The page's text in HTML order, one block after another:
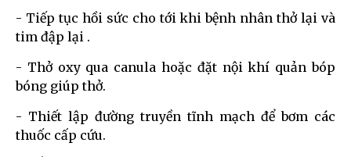
- Tiếp tục hồi sức cho tới khi bệnh nhân thở lại và
tim đập lại .
- Thở oxy qua canula hoặc đặt nội khí quản bóp
bóng giúp thở.
- Thiết lập đường truyền tĩnh mạch để bơm các
thuốc cấp cứu.